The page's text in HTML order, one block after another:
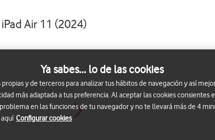
Air 11 (2024)
Ya sabes... lo de las cookies
y de terceros para analizar tus hábitos de navegación y así
más adaptada a tus preferencia. Al aceptar las cookies consientes
en las funciones de tu navegador y no te llevará más de 4
aquí Configurar cookies